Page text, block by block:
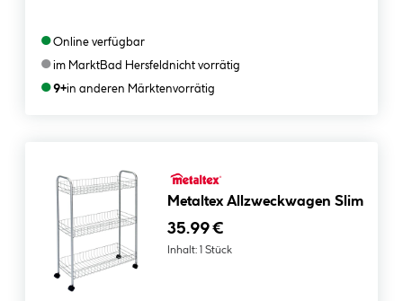
●Online verfügbar
●im MarktBad Hersfeldnicht vorrätig
●9+in anderen Märktenvorrätig
Metaltex Allzweckwagen Slim
35.99 €
Inhalt: 1 Stück